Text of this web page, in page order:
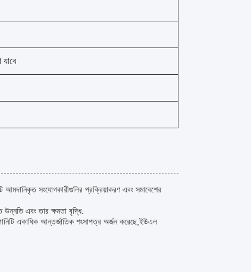
সংযোগকারীগুলির প্রক্রিয়াকরণ এবং সমাবেশের
উন্নতি এবং তার ক্ষমতা বৃদ্ধি.
একাধিক আন্তর্জাতিক শংসাপত্র অর্জন করেছে,ইউএল